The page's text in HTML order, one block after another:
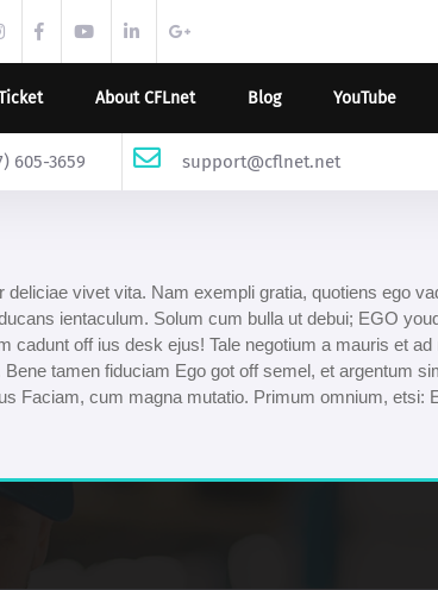
About CFLnet Blog YouTube
605-3659 support@cflnet.net
vivet vita. Nam exempli gratia, quotiens ego
ientaculum. Solum cum bulla ut debui; EGO
off ius desk ejus! Tale negotium a mauris et
tamen fiduciam Ego got off semel, et argentum
Faciam, cum magna mutatio. Primum omnium, etsi: